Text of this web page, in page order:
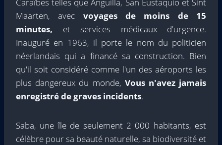
Maarten, avec voyages de moins de 15
minutes, et services médicaux d'urgence.
Inauguré en 1963, il porte le nom du politicien
néerlandais qui a financé sa construction. Bien
qu'il soit considéré comme l'un des aéroports les
plus dangereux du monde, Vous n'avez jamais
enregistré de graves incidents.
Saba, une île de seulement 2 000 habitants, est
célèbre pour sa beauté naturelle, sa biodiversité et